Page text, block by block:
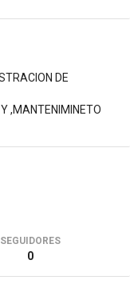
DE
,MANTENIMINETO
SEGUIDORES
0